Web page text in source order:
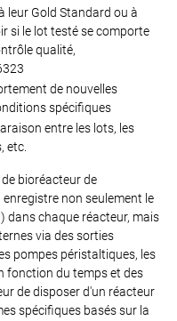
leur Gold Standard ou à
si le lot testé se comporte
qualité,
de nouvelles
spécifiques
entre les lots, les
etc.
bioréacteur de
non seulement le
dans chaque réacteur, mais
via des sorties
pompes péristaltiques, les
fonction du temps et des
de disposer d'un réacteur
spécifiques basés sur la